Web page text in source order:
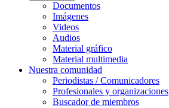
Documentos
Imágenes
Videos
Audios
Material gráfico
Material multimedia
Nuestra comunidad
Periodistas / Comunicadores
Profesionales y organizaciones
Buscador de miembros